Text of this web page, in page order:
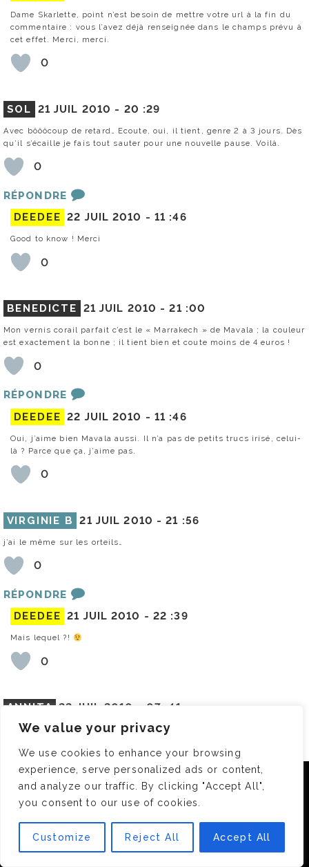
We value your privacy
We use cookies to enhance your browsing
experience, serve personalized ads or content,
and analyze our traffic. By clicking "Accept All",
you consent to our use of cookies.
Customize Reject All Accept All
Dame Skarlette, point n’est besoin de mettre votre url à la fin du
commentaire : vous l’avez déjà renseignée dans le champs prévu à
cet effet. Merci, merci.
0
SOL 21 JUIL 2010 - 20 :29
Avec bôôôcoup de retard… Ecoute, oui, il tient, genre 2 à 3 jours. Dès
qu’il s’écaille je fais tout sauter pour une nouvelle pause. Voilà.
0
RÉPONDRE
DEEDEE 22 JUIL 2010 - 11 :46
Good to know ! Merci
0
BENEDICTE 21 JUIL 2010 -21 :00
Mon vernis corail parfait c’est le « Marrakech » de Mavala ; la couleur
est exactement la bonne ; il tient bien et coute moins de 4 euros !
0
RÉPONDRE
DEEDEE 22 JUIL 2010 - 11 :46
Oui, j’aime bien Mavala aussi. Il n’a pas de petits trucs irisé, celui-
là ? Parce que ça, j’aime pas.
0
VIRGINIE B 21 JUIL 2010 -21 :56
j’ai le même sur les orteils…
0
RÉPONDRE
DEEDEE 21 JUIL 2010 - 22 :39
Mais lequel ?!
0
ANNITA 22 JUIL 2010 - 07 :41
Tu devrais surtout les commander sur des sites US. Ca revient à
On trouve toutes les infos sur la blogo.
0
RÉPONDRE
Même avec les FDP ?
Nous utilisons des cookies pour vous garantir la meilleure
expérience sur notre site. Si vous continuez à utiliser ce
dernier, nous considérerons que vous acceptez l'utilisation des
cookies.
OK